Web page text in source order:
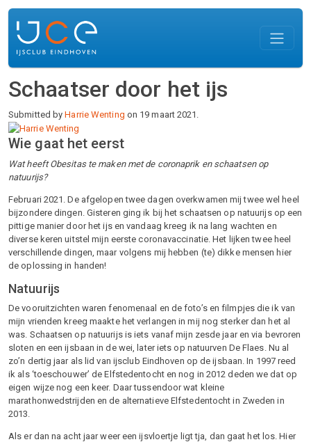
Overslaan en naar de inhoud gaan
Schaatser door het ijs
Submitted byHarrie Wenting on 19 maart 2021.
Wie gaat het eerst
Wat heeft Obesitas te maken met de coronaprik en schaatsen op
natuurijs?
Februari 2021. De afgelopen twee dagen overkwamen mij twee wel heel
bijzondere dingen. Gisteren ging ik bij het schaatsen op natuurijs op een
pittige manier door het ijs en vandaag kreeg ik na lang wachten en
diverse keren uitstel mijn eerste coronavaccinatie. Het lijken twee heel
verschillende dingen, maar volgens mij hebben (te) dikke mensen hier
de oplossing in handen!
Natuurijs
De vooruitzichten waren fenomenaal en de foto’s en filmpjes die ik van
mijn vrienden kreeg maakte het verlangen in mij nog sterker dan het al
was. Schaatsen op natuurijs is iets vanaf mijn zesde jaar en via bevroren
sloten en een ijsbaan in de wei, later iets op natuurven De Flaes. Nu al
zo’n dertig jaar als lid van ijsclub Eindhoven op de ijsbaan. In 1997 reed
ik als ‘toeschouwer’ de Elfstedentocht en nog in 2012 deden we dat op
eigen wijze nog een keer. Daar tussendoor wat kleine
marathonwedstrijden en de alternatieve Elfstedentocht in Zweden in
2013.
Als er dan na acht jaar weer een ijsvloertje ligt tja, dan gaat het los. Hier